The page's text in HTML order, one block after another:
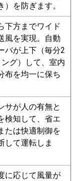
PLZ-
PLZ-
PLZ-
PLZ-
）を防ぎます。
下方までワイド
風を実現。自動
バが上下（毎分2
ング）して、室内
布を均一に保ち
サが人の有無と
検知して、省エ
たは快適制御を
して運転しま
に応じて風量が